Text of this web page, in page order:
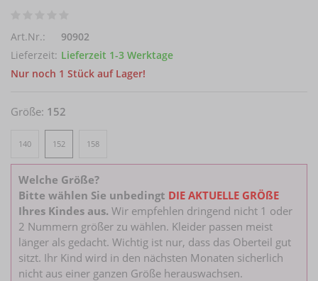
Art.Nr.:
90902
Lieferzeit: Lieferzeit 1-3 Werktage
Nur noch 1 Stück auf Lager!
Größe: 152
140 152 158
Welche Größe?
Bitte wählen Sie unbedingt DIE AKTUELLE GRÖßE
Ihres Kindes aus. Wir empfehlen dringend nicht 1 oder
2 Nummern größer zu wählen. Kleider passen meist
länger als gedacht. Wichtig ist nur, dass das Oberteil gut
sitzt. Ihr Kind wird in den nächsten Monaten sicherlich
nicht aus einer ganzen Größe herauswachsen.